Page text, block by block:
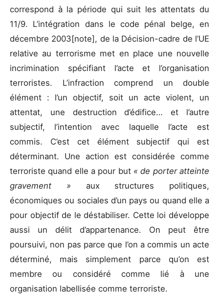
correspond à la période qui suit les attentats du
11/9. L’intégration dans le code pénal belge, en
décembre 2003[note], de la Décision-cadre de l’UE
relative au terrorisme met en place une nouvelle
incrimination spécifiant l’acte et l’organisation
terroristes. L’infraction comprend un double
élément : l’un objectif, soit un acte violent, un
attentat, une destruction d’édifice… et l’autre
subjectif, l’intention avec laquelle l’acte est
commis. C’est cet élément subjectif qui est
déterminant. Une action est considérée comme
terroriste quand elle a pour but « de porter atteinte
gravement » aux structures politiques,
économiques ou sociales d’un pays ou quand elle a
pour objectif de le déstabiliser. Cette loi développe
aussi un délit d’appartenance. On peut être
poursuivi, non pas parce que l’on a commis un acte
déterminé, mais simplement parce qu’on est
membre ou considéré comme lié à une
organisation labellisée comme terroriste.